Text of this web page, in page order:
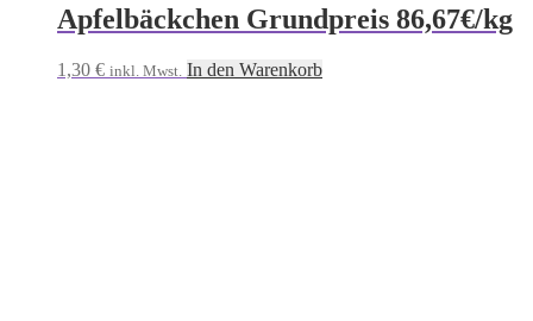
Apfelbäckchen Grundpreis 86,67€/kg
1,30 € inkl. Mwst. In den Warenkorb